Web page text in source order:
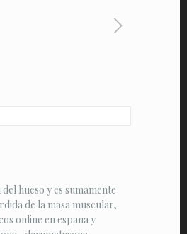
hueso y es sumamente
de la masa muscular,
online en espana y